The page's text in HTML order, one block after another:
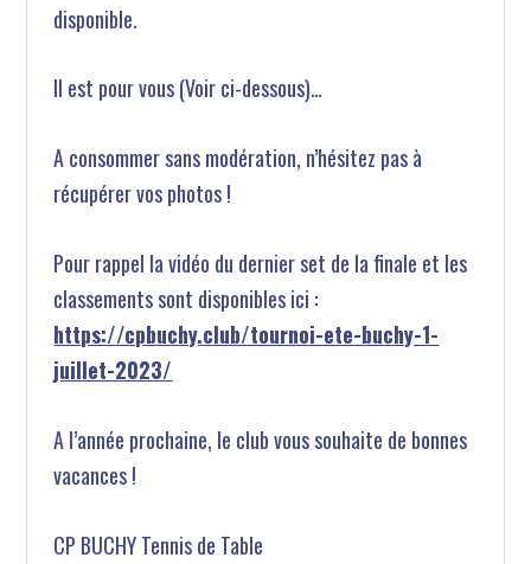
disponible.
Il est pour vous (Voir ci-dessous)…
A consommer sans modération, n’hésitez pas à
récupérer vos photos !
Pour rappel la vidéo du dernier set de la finale et les
classements sont disponibles ici :
https://cpbuchy.club/tournoi-ete-buchy-1-
juillet-2023/
A l’année prochaine, le club vous souhaite de bonnes
vacances !
CP BUCHY Tennis de Table